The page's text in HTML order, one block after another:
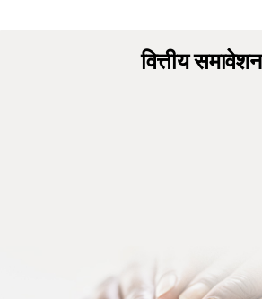
वित्तीय समावेशन